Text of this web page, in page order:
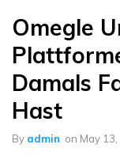
Omegle
Damals
Hast
By admin on May